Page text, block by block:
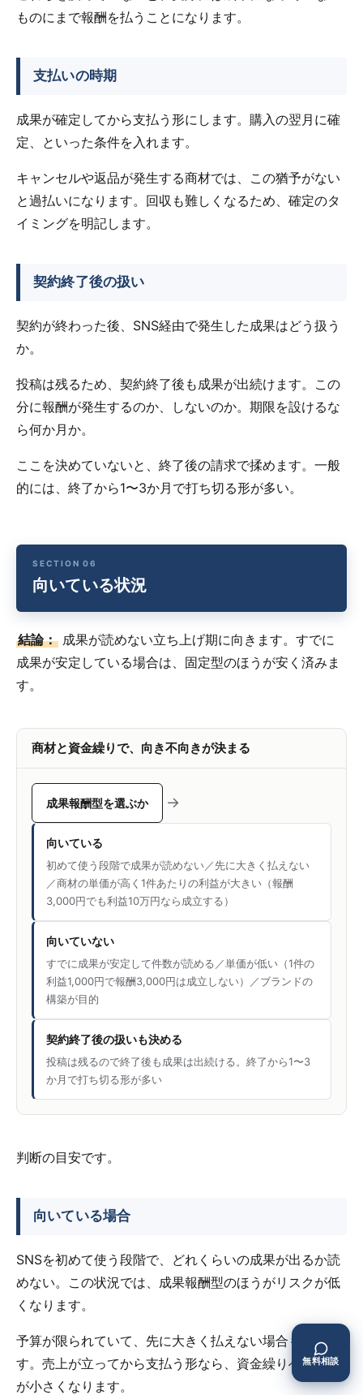
ものにまで報酬を払うことになります。
支払いの時期
成果が確定してから支払う形にします。購入の翌月に確
定、といった条件を入れます。
キャンセルや返品が発生する商材では、この猶予がない
と過払いになります。回収も難しくなるため、確定のタ
イミングを明記します。
契約終了後の扱い
契約が終わった後、SNS経由で発生した成果はどう扱う
か。
投稿は残るため、契約終了後も成果が出続けます。この
分に報酬が発生するのか、しないのか。期限を設けるな
ら何か月か。
ここを決めていないと、終了後の請求で揉めます。一般
的には、終了から1〜3か月で打ち切る形が多い。
向いている状況
結論： 成果が読めない立ち上げ期に向きます。すでに
成果が安定している場合は、固定型のほうが安く済みま
す。
商材と資金繰りで、向き不向きが決まる
成果報酬型を選ぶか →
向いている
初めて使う段階で成果が読めない／先に大きく払えない
／商材の単価が高く1件あたりの利益が大きい（報酬
3,000円でも利益10万円なら成立する）
向いていない
すでに成果が安定して件数が読める／単価が低い（1件の
利益1,000円で報酬3,000円は成立しない）／ブランドの
構築が目的
契約終了後の扱いも決める
投稿は残るので終了後も成果は出続ける。終了から1〜3
か月で打ち切る形が多い
判断の目安です。
向いている場合
SNSを初めて使う段階で、どれくらいの成果が出るか読
めない。この状況では、成果報酬型のほうがリスクが低
くなります。
予算が限られていて、先に大きく払えない場合も向きま
す。売上が立ってから支払う形なら、資金繰りへの影響
が小さくなります。
無料相談